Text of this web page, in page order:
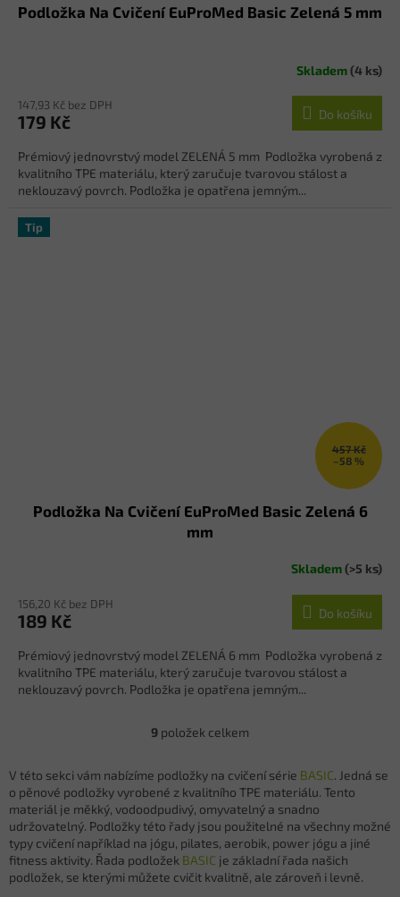
Podložka Na Cvičení EuProMed Basic Zelená 5 mm
Skladem(4 ks)
147,93 Kč bez DPH
179 Kč Do košíku
Prémiový jednovrstvý model ZELENÁ 5 mm Podložka vyrobená z
kvalitního TPE materiálu, který zaručuje tvarovou stálost a
neklouzavý povrch. Podložka je opatřena jemným...
Tip
457 Kč
–58 %
Podložka Na Cvičení EuProMed Basic Zelená 6
mm
Skladem(>5 ks)
156,20 Kč bez DPH
189 Kč Do košíku
Prémiový jednovrstvý model ZELENÁ 6 mm Podložka vyrobená z
kvalitního TPE materiálu, který zaručuje tvarovou stálost a
neklouzavý povrch. Podložka je opatřena jemným...
O
l
á
d
a
c
í
p
9 položek celkem
V této sekci vám nabízíme podložky na cvičení série BASIC. Jedná se
o pěnové podložky vyrobené z kvalitního TPE materiálu. Tento
materiál je měkký, vodoodpudivý, omyvatelný a snadno
udržovatelný. Podložky této řady jsou použitelné na všechny možné
typy cvičení například na jógu, pilates, aerobik, power jógu a jiné
fitness aktivity. Řada podložek BASIC je základní řada našich
podložek, se kterými můžete cvičit kvalitně, ale zároveň i levně.